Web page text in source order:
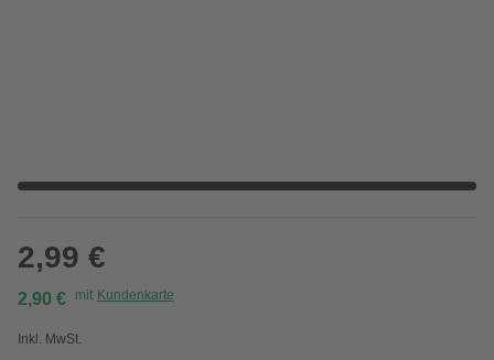
2,99 €
2,90 € mit Kundenkarte
Inkl. MwSt.